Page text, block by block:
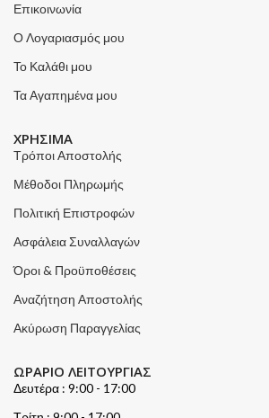
Επικοινωνία
Ο Λογαριασμός μου
Το Καλάθι μου
Τα Αγαπημένα μου
ΧΡΗΣΙΜΑ
Τρόποι Αποστολής
Μέθοδοι Πληρωμής
Πολιτική Επιστροφών
Ασφάλεια Συναλλαγών
Όροι & Προϋποθέσεις
Αναζήτηση Αποστολής
Ακύρωση Παραγγελίας
ΩΡΑΡΙΟ ΛΕΙΤΟΥΡΓΙΑΣ
Δευτέρα : 9:00 - 17:00